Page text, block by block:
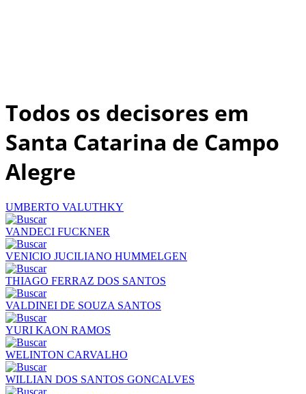
Todos os decisores em
Santa Catarina de Campo
Alegre
UMBERTO VALUTHKY
VANDECI FUCKNER
VENICIO JUCILIANO HUMMELGEN
THIAGO FERRAZ DOS SANTOS
VALDINEI DE SOUZA SANTOS
YURI KAON RAMOS
WELINTON CARVALHO
WILLIAN DOS SANTOS GONCALVES